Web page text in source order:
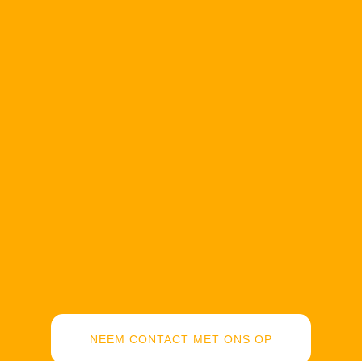
NEEM CONTACT MET ONS OP